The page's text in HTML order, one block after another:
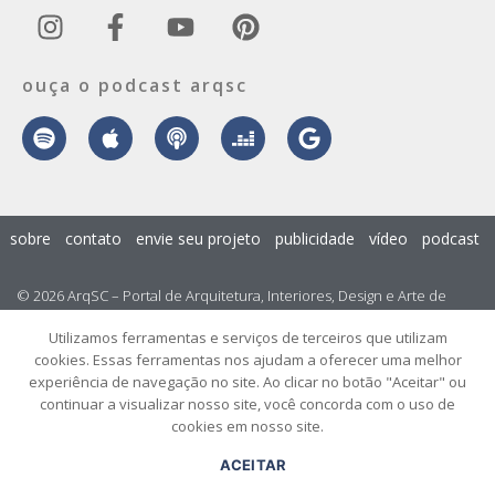
ouça o podcast arqsc
© 2026 ArqSC – Portal de Arquitetura, Interiores, Design e Arte de
sobre contato envie seu projeto publicidade vídeo podcast
Utilizamos ferramentas e serviços de terceiros que utilizam
cookies. Essas ferramentas nos ajudam a oferecer uma melhor
experiência de navegação no site. Ao clicar no botão "Aceitar" ou
continuar a visualizar nosso site, você concorda com o uso de
cookies em nosso site.
ACEITAR